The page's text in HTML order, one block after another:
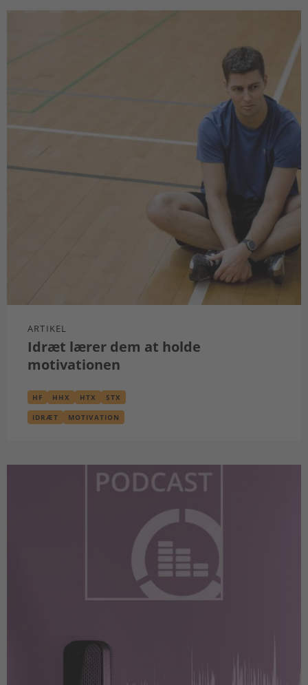
ARTIKEL
Idræt lærer dem at holde
motivationen
HF HHX HTX STX
IDRÆT MOTIVATION